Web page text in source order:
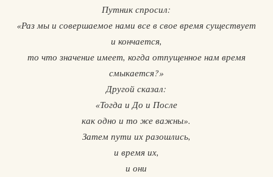
Путник спросил:
«Раз мы и совершаемое нами все в свое время существует
и кончается,
то что значение имеет, когда отпущенное нам время
смыкается?»
Другой сказал:
«Тогда и До и После
как одно и то же важны».
Затем пути их разошлись,
и время их,
и они